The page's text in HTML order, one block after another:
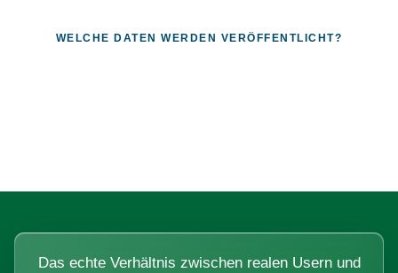
WELCHE DATEN WERDEN VERÖFFENTLICHT?
Das echte Verhältnis zwischen realen Usern und